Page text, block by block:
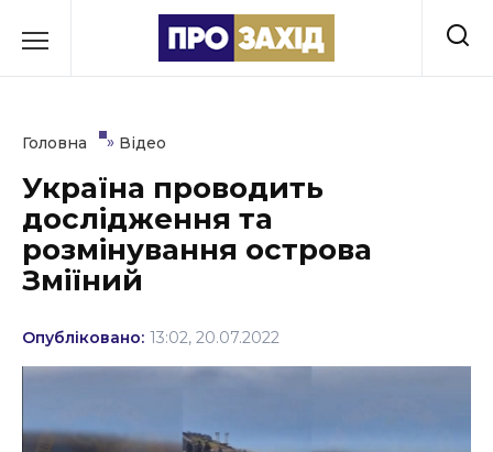
до
Культура
Освіта
Політика
Головна » Відео
Україна проводить
дослідження та
розмінування острова
Зміїний
Опубліковано: 13:02, 20.07.2022